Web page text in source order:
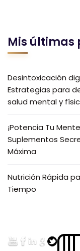
Mis últimas
Desintoxicación
Estrategias para
salud mental y
¡Potencia Tu
Suplementos
Máxima
Nutrición Rápida
Tiempo